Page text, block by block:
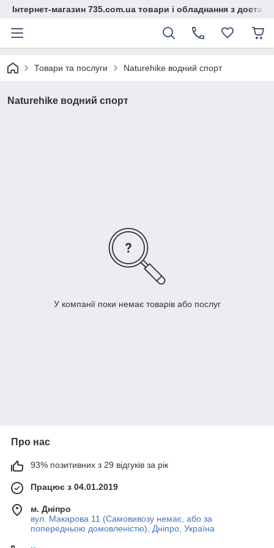
Інтернет-магазин 735.com.ua товари і обладнання з
Товари та послуги Naturehike водний спорт
Naturehike водний спорт
У компанії поки немає товарів або послуг
Про нас
93% позитивних з 29 відгуків за рік
Працює з 04.01.2019
м. Дніпро
вул. Макарова 11 (Самовивозу немає, або за
попередньою домовленістю), Дніпро, Україна